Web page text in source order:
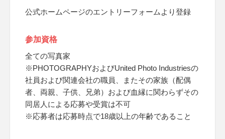
公式ホームページのエントリーフォームより登録
参加資格
全ての写真家
※PHOTOGRAPHYおよびUnited Photo Industriesの
社員および関連会社の職員、またその家族（配偶
者、両親、子供、兄弟）および血縁に関わらずその
同居人による応募や受賞は不可
※応募者は応募時点で18歳以上の年齢であること